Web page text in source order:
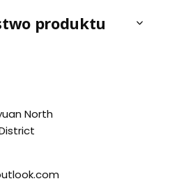
produktu
North